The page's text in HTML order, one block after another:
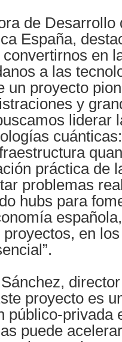
de Desarrollo
España,
en
a las
un proyecto
y
liderar
práctica de
problemas
hubs para
en
proyecto es
público-privada
puede